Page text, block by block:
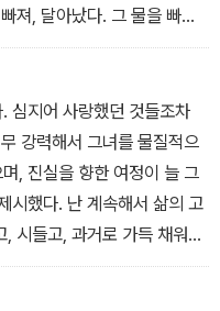
져, 달아났다. 그 물을 빠르
던 양 시치미 떼고 제자리에
셨고, 비어 버린, 짭짤한 손
기저기서 반짝이는 작은 화
은 얼굴의 살갗을 팽팽하게
목구멍에 쌓였다. 하지만 이
한 행복이었다. 거의 울어야
각은 천천히 다가왔다. 대담
서가 아니라, 태양 아래 흰
심지어 사랑했던 것들조차
강력해서 그녀를 물질적으
, 진실을 향한 여정이 늘 그
시했다. 난 계속해서 삶의 고
시들고, 과거로 가득 채워진
의 덩어리로 합쳐져 인생의
로 존재하고 있을까? 그것